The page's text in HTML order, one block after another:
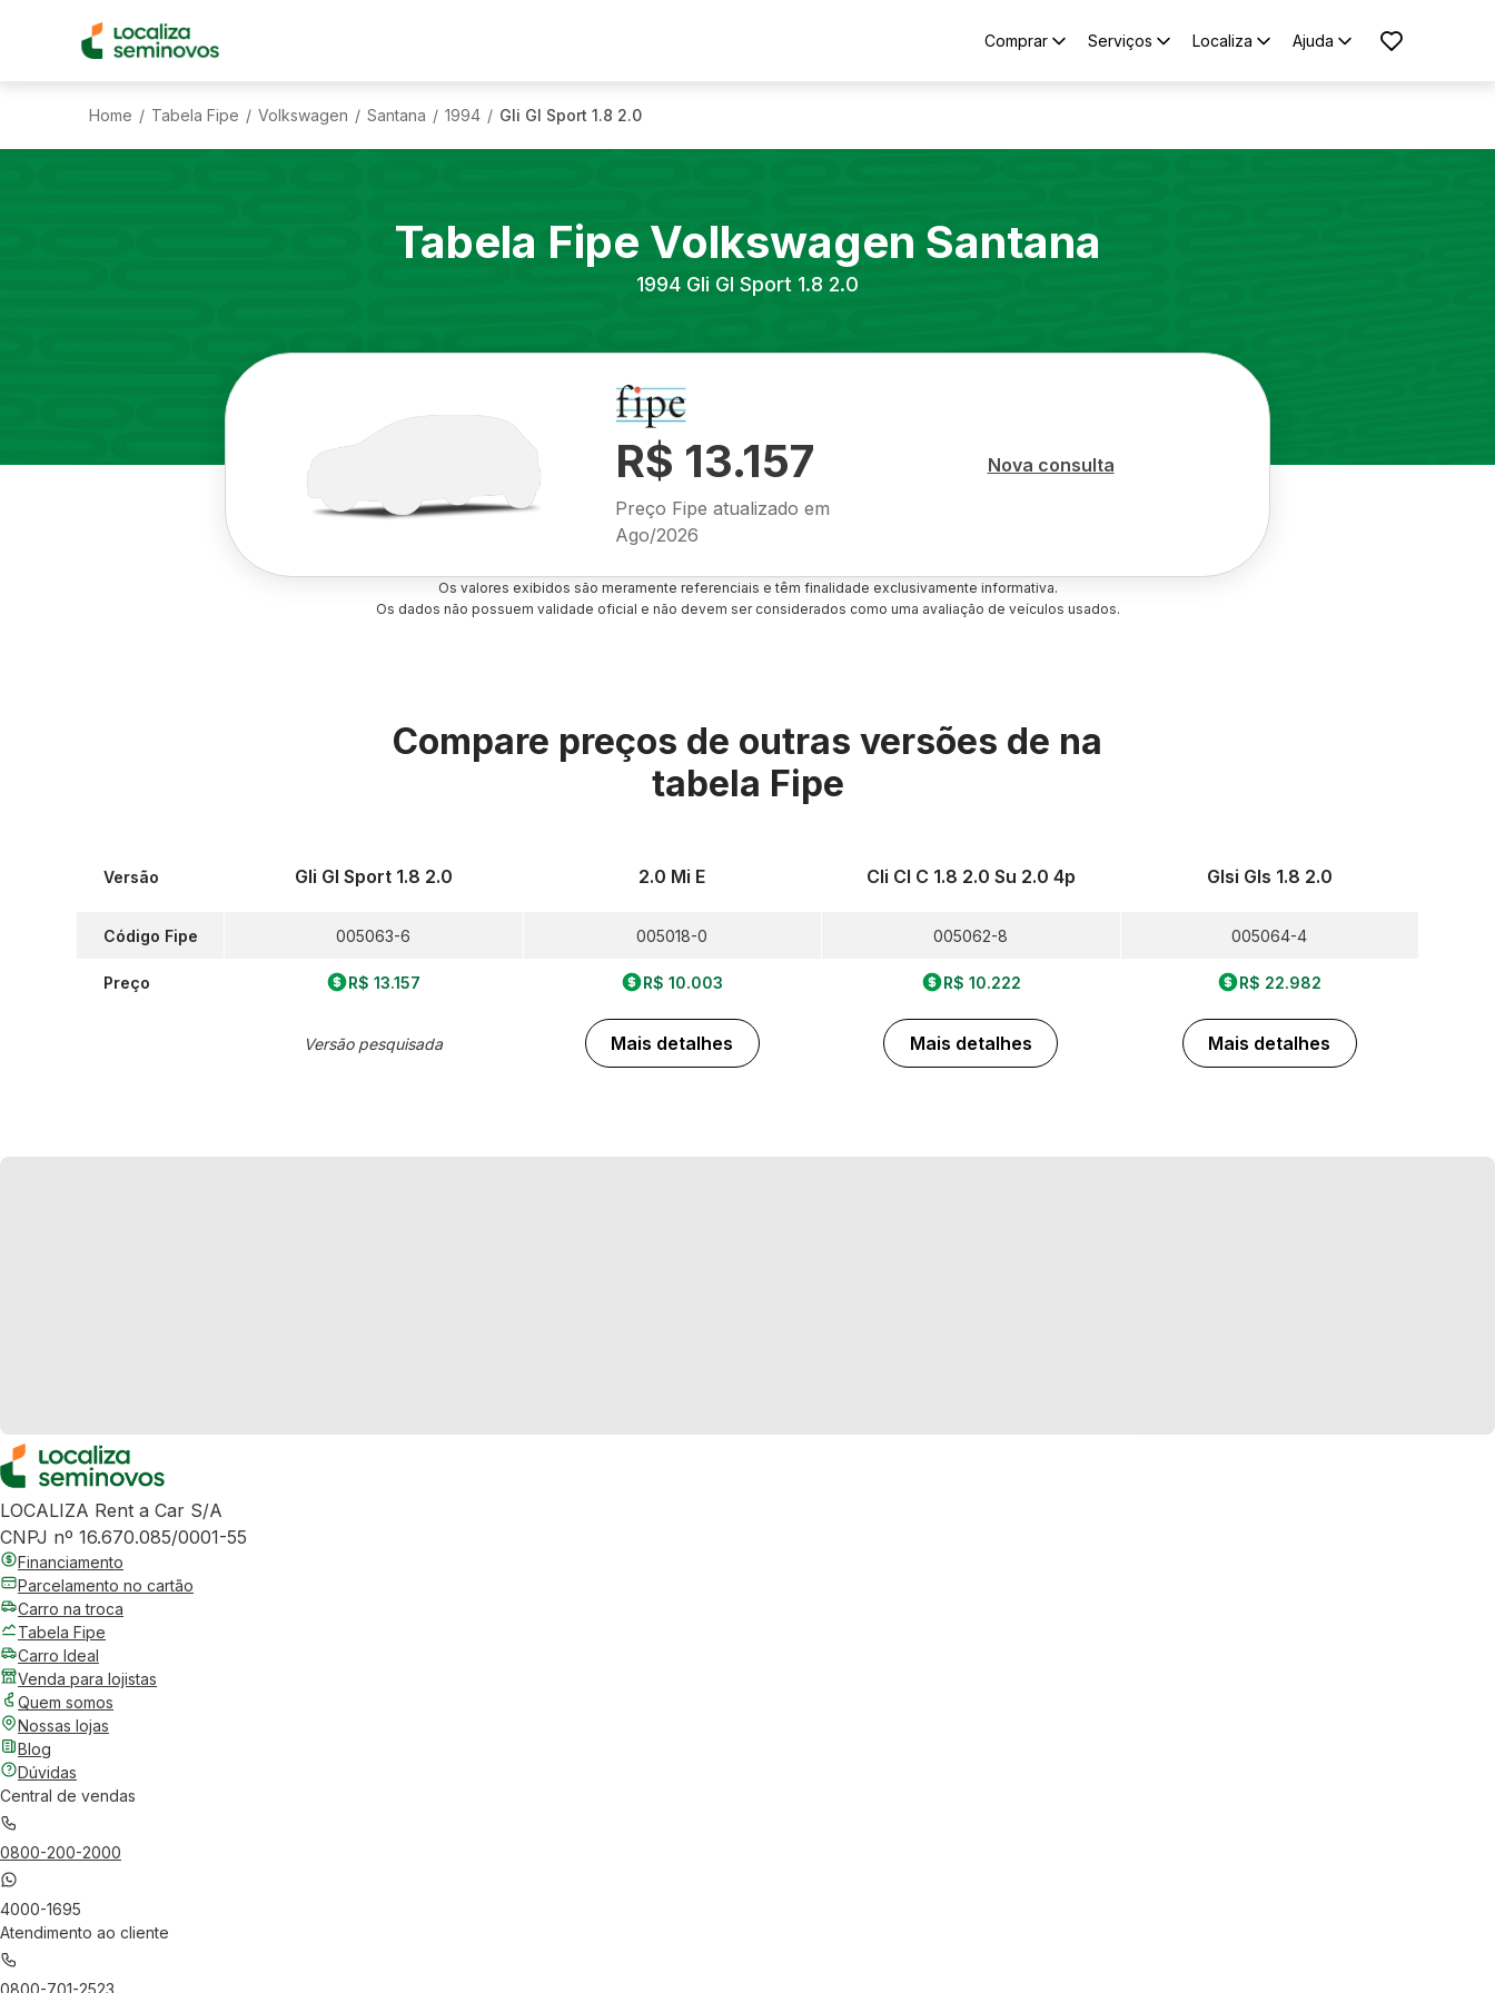
Comprar Serviços Localiza Ajuda
Home / Tabela Fipe / Volkswagen / Santana / 1994 / Gli Gl Sport 1.8 2.0
Tabela Fipe Volkswagen Santana
1994 Gli Gl Sport 1.8 2.0
R$ 13.157
Preço Fipe atualizado em
Ago/2026
Nova consulta
Os valores exibidos são meramente referenciais e têm finalidade exclusivamente informativa.
Os dados não possuem validade oficial e não devem ser considerados como uma avaliação de veículos usados.
Compare preços de outras versões de na
tabela Fipe
Versão
Código Fipe
Preço
Gli Gl Sport 1.8 2.0
005063-6
R$ 13.157
Versão pesquisada
2.0 Mi E
005018-0
R$ 10.003
Mais detalhes
Cli Cl C 1.8 2.0 Su 2.0 4p
005062-8
R$ 10.222
Mais detalhes
Glsi Gls 1.8 2.0
005064-4
R$ 22.982
Mais detalhes
LOCALIZA Rent a Car S/A
CNPJ nº 16.670.085/0001-55
Financiamento
Parcelamento no cartão
Carro na troca
Tabela Fipe
Carro Ideal
Venda para lojistas
Quem somos
Nossas lojas
Blog
Dúvidas
Central de vendas
0800-200-2000
4000-1695
Atendimento ao cliente
0800-701-2523